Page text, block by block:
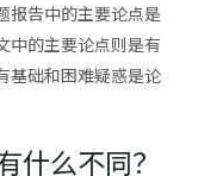
报告中的主要论点是
中的主要论点则是有
基础和困难疑惑是论
什么不同？